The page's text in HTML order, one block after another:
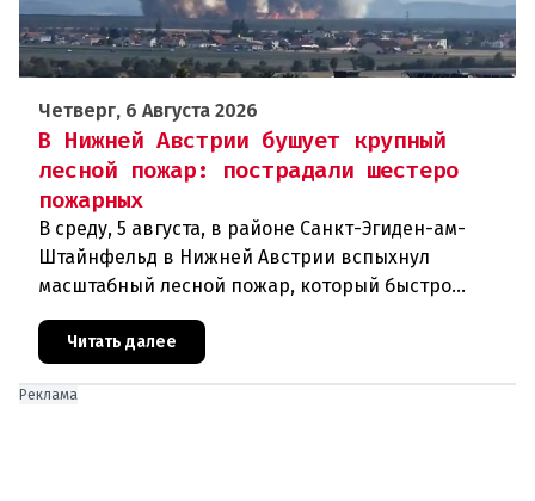
Четверг, 6 Августа 2026
В Нижней Австрии бушует крупный
лесной пожар: пострадали шестеро
пожарных
В среду, 5 августа, в районе Санкт-Эгиден-ам-
Штайнфельд в Нижней Австрии вспыхнул
масштабный лесной пожар, который быстро
В ходе тушения пострадали шесте
Читать далее
Реклама